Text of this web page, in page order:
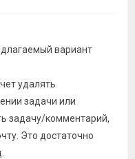
вариант
удалять
задачи или
задачу/комментарий,
Это достаточно